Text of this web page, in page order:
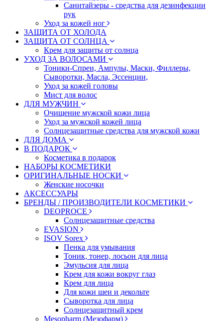
Санитайзеры - средства для дезинфекции
рук
Уход за кожей ног
ЗАЩИТА ОТ ХОЛОДА
ЗАЩИТА ОТ СОЛНЦА
Крем для защиты от солнца
УХОД ЗА ВОЛОСАМИ
Тоники-Спреи, Ампулы, Маски, Филлеры,
Сыворотки, Масла, Эссенции,
Уход за кожей головы
Мист для волос
ДЛЯ МУЖЧИН
Очищение мужской кожи лица
Уход за мужской кожей лица
Солнцезащитные средства для мужской кожи
ДЛЯ ДОМА
В ПОДАРОК
Косметика в подарок
НАБОРЫ КОСМЕТИКИ
ОРИГИНАЛЬНЫЕ НОСКИ
Женские носочки
АКСЕССУАРЫ
БРЕНДЫ / ПРОИЗВОДИТЕЛИ КОСМЕТИКИ
DEOPROCE
Солнцезащитные средства
EVASION
ISOV Sorex
Пенка для умывания
Тоник, тонер, лосьон для лица
Эмульсия для лица
Крем для кожи вокруг глаз
Крем для лица
Для кожи шеи и декольте
Сыворотка для лица
Солнцезащитный крем
Mesopharm (Мезофарм)